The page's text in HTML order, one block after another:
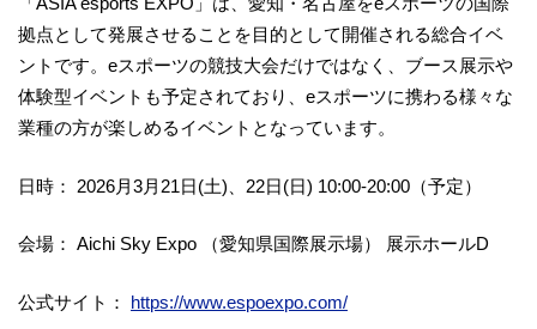
拠点として発展させることを目的として開催される総合イベ
ントです。eスポーツの競技大会だけではなく、ブース展示や
体験型イベントも予定されており、eスポーツに携わる様々な
業種の方が楽しめるイベントとなっています。
日時： 2026月3月21日(土)、22日(日) 10:00-20:00（予定）
会場： Aichi Sky Expo （愛知県国際展示場） 展示ホールD
公式サイト： https://www.espoexpo.com/